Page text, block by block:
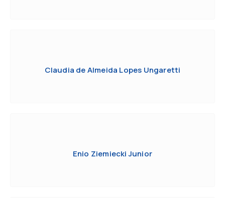
Claudia de Almeida Lopes Ungaretti
Enio Ziemiecki Junior